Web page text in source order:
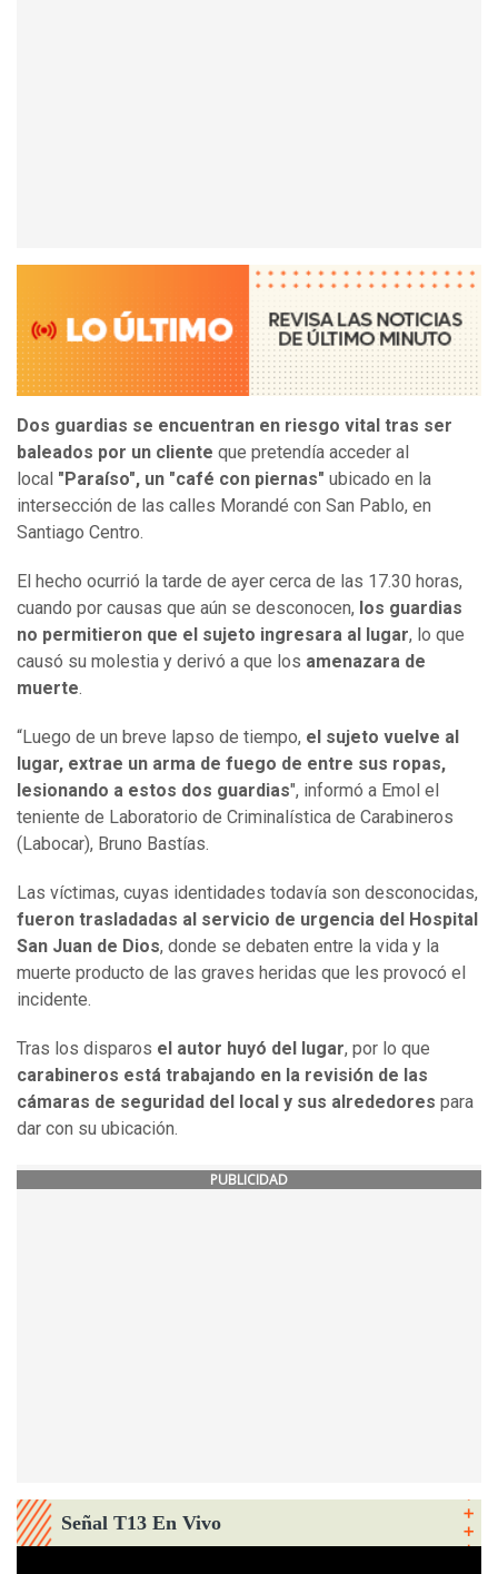
Dos guardias se encuentran en riesgo vital tras ser
baleados por un cliente que pretendía acceder al
local "Paraíso", un "café con piernas" ubicado en la
intersección de las calles Morandé con San Pablo, en
Santiago Centro.
El hecho ocurrió la tarde de ayer cerca de las 17.30 horas,
cuando por causas que aún se desconocen, los guardias
no permitieron que el sujeto ingresara al lugar, lo que
causó su molestia y derivó a que los amenazara de
muerte.
“Luego de un breve lapso de tiempo, el sujeto vuelve al
lugar, extrae un arma de fuego de entre sus ropas,
lesionando a estos dos guardias", informó a Emol el
teniente de Laboratorio de Criminalística de Carabineros
(Labocar), Bruno Bastías.
Las víctimas, cuyas identidades todavía son desconocidas,
fueron trasladadas al servicio de urgencia del Hospital
San Juan de Dios, donde se debaten entre la vida y la
muerte producto de las graves heridas que les provocó el
incidente.
Tras los disparos el autor huyó del lugar, por lo que
carabineros está trabajando en la revisión de las
cámaras de seguridad del local y sus alrededores para
dar con su ubicación.
PUBLICIDAD
Señal T13 En Vivo